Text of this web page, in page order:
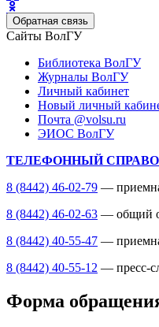
Обратная связь
Сайты ВолГУ
Библиотека ВолГУ
Журналы ВолГУ
Личный кабинет
Новый личный
Почта @volsu.ru
ЭИОС ВолГУ
ТЕЛЕФОННЫЙ
8 (8442) 46-02-79 —
8 (8442) 46-02-63 — общий
8 (8442) 40-55-47 —
8 (8442) 40-55-12 — пресс-
Форма